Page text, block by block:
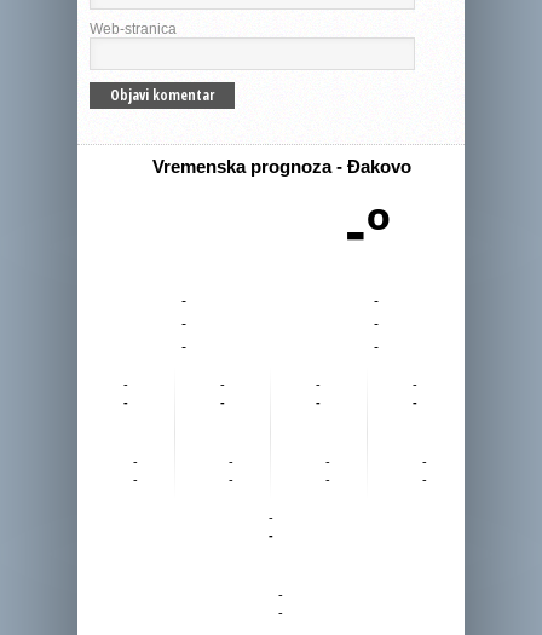
Web-stranica
Vremenska prognoza - Đakovo
-º
-
-
-
-
-
-
-
-
-
-
-
-
-
-
-
-
-
-
-
-
-
-
-
-
-
-